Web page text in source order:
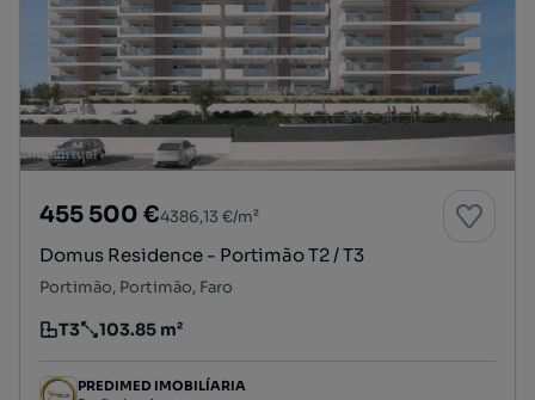
455 500 €4386,13 €/m²
Domus Residence - Portimão T2 / T3
Portimão, Portimão, Faro
Tipologia
T3
Preço por metro quadrado
103.85 m²
PREDIMED IMOBILÍARIA